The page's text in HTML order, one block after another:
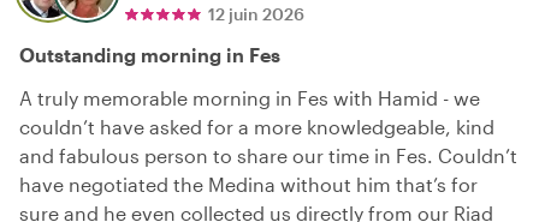
12 juin 2026
Outstanding morning in Fes
A truly memorable morning in Fes with Hamid - we
couldn’t have asked for a more knowledgeable, kind
and fabulous person to share our time in Fes. Couldn’t
have negotiated the Medina without him that’s for
sure and he even collected us directly from our Riad